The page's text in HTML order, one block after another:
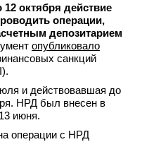
октября действие
операции,
депозитарием
опубликовало
санкций
и действовавшая до
НРД был внесен в
июня.
операции с НРД